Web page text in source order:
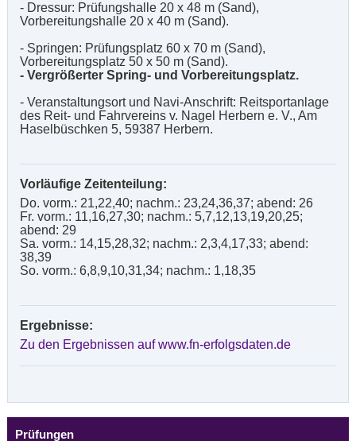
- Dressur: Prüfungshalle 20 x 48 m (Sand),
Vorbereitungshalle 20 x 40 m (Sand).
- Springen: Prüfungsplatz 60 x 70 m (Sand),
Vorbereitungsplatz 50 x 50 m (Sand).
- Vergrößerter Spring- und Vorbereitungsplatz.
- Veranstaltungsort und Navi-Anschrift: Reitsportanlage
des Reit- und Fahrvereins v. Nagel Herbern e. V., Am
Haselbüschken 5, 59387 Herbern.
Vorläufige Zeitenteilung:
Do. vorm.: 21,22,40; nachm.: 23,24,36,37; abend: 26
Fr. vorm.: 11,16,27,30; nachm.: 5,7,12,13,19,20,25;
abend: 29
Sa. vorm.: 14,15,28,32; nachm.: 2,3,4,17,33; abend:
38,39
So. vorm.: 6,8,9,10,31,34; nachm.: 1,18,35
Ergebnisse:
Zu den Ergebnissen auf www.fn-erfolgsdaten.de
Prüfungen